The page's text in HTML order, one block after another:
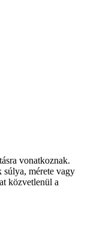
vonatkoznak.
súlya, mérete vagy
közvetlenül a